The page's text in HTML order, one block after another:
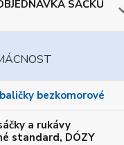
SÁČKŮ
bezkomorové
a rukávy
standard, DÓZY